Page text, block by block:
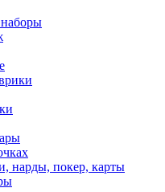
нарды, покер, карты